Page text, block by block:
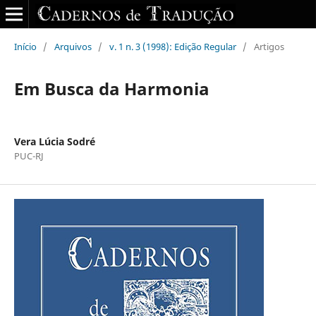
Início / Arquivos / v. 1 n. 3 (1998): Edição Regular / Artigos
Em Busca da Harmonia
Vera Lúcia Sodré
PUC-RJ